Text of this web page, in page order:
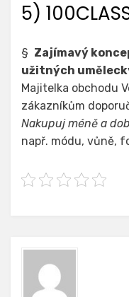
5)
§ Zajímavý
užitných
Majitelka obchodu
zákazníkům
Nakupuj méně a
např. módu, vůně,